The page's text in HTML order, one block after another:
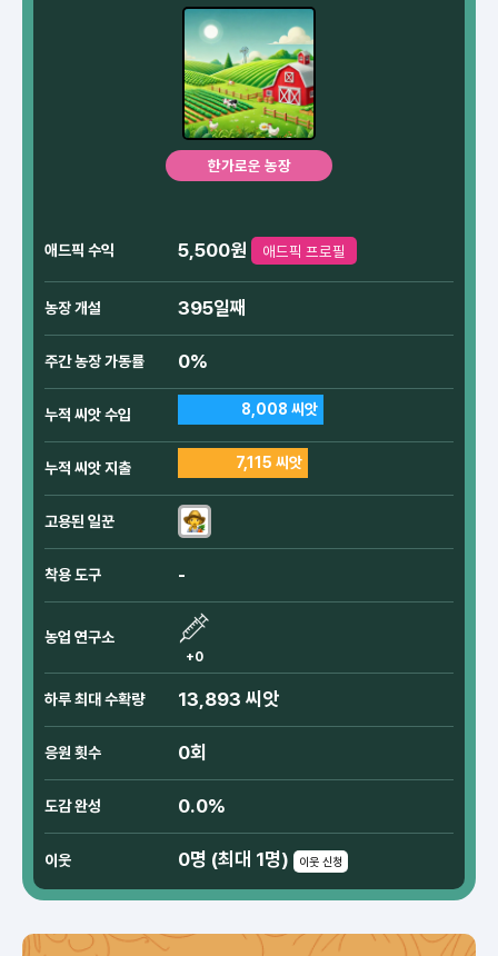
한가로운 농장
애드픽 수익 5,500원 애드픽 프로필
농장 개설 395일째
주간 농장 가동률 0%
누적 씨앗 수입 8,008 씨앗
누적 씨앗 지출 7,115 씨앗
고용된 일꾼
착용 도구 -
농업 연구소
+0
하루 최대 수확량 13,893 씨앗
응원 횟수 0회
도감 완성 0.0%
이웃 0명 (최대 1명) 이웃 신청